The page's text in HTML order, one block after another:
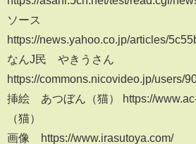
ソース
https://news.yahoo.co.jp/articles/
なんJ民 やきうさん
https://commons.nicovideo.jp/users/
挿絵 あつぼん（猫） https://
（猫）
画像 https://www.irasutoya.com/